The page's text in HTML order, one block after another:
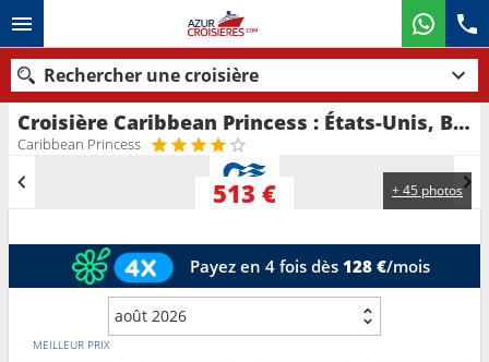
Croisière Caribbean Princess : États-Unis, Bahamas, République Dominicaine, Îles Turques-et-Caïques au départ de Port Canaveral
Caribbean Princess
+ 45 photos
513 €
Payez en 4 fois dès 128 €/mois
août 2026
MEILLEUR PRIX
Rechercher une croisière
Nos destinations
Rechercher